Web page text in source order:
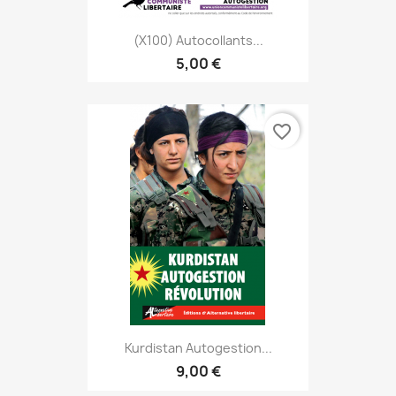
(x100) Autocollants...
5,00 €
Kurdistan Autogestion...
9,00 €
favorite_border